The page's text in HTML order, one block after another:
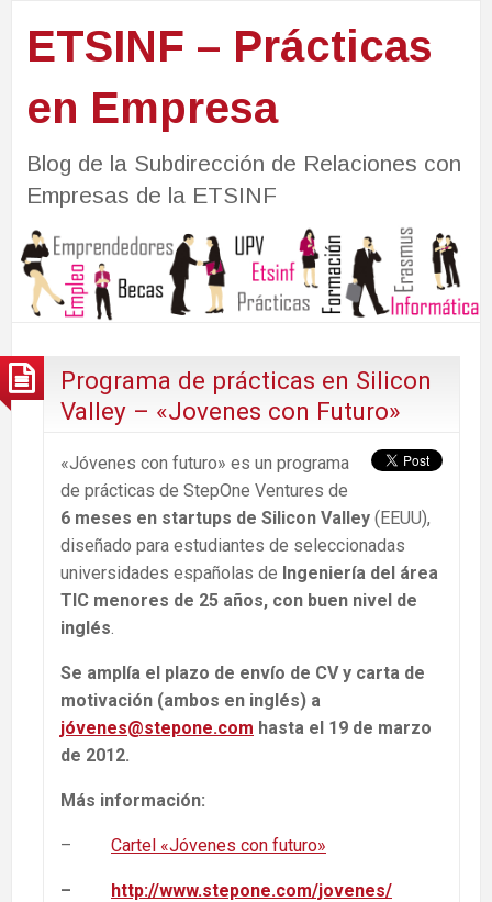
ETSINF – Prácticas
en Empresa
Blog de la Subdirección de Relaciones con
Empresas de la ETSINF
Programa de prácticas en Silicon
Valley – «Jovenes con Futuro»
«Jóvenes con futuro» es un programa
de prácticas de StepOne Ventures de
6 meses en startups de Silicon Valley (EEUU),
diseñado para estudiantes de seleccionadas
universidades españolas de Ingeniería del área
TIC menores de 25 años, con buen nivel de
inglés
Se amplía el plazo de envío de CV y carta de
motivación (ambos en inglés) a
jóvenes@stepone.com hasta el 19 de marzo
de 2012.
Más información:
– Cartel «Jóvenes con futuro»
– http://www.stepone.com/jovenes/